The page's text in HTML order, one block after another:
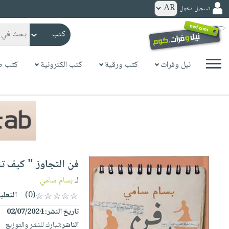
كتب
ورقية
المواضيع
مخفض
عروض
خاصة
صفحات
مشوقة
الكترونية
حديثاً
الأكثر
مبيعاً
كتب
مجانية
الصفحة
الرئيسية
masmu3
حدود
أطفال
وناشئة
الصفحةوسائل
تسجيل دخول
نيل وفرات كتب ورقية كتب الكترونية كتب
فن التجاوز " كيف
لـبسام سامي
(0)
تاريخ النشر:02/07/2024
الناشر:تبارك للنشر والتوزيع